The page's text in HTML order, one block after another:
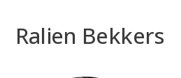
Ralien Bekkers